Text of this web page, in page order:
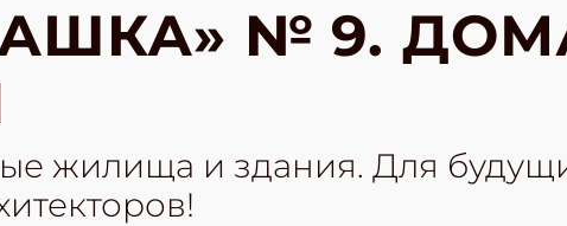
№ 9.
жилища и здания. Для